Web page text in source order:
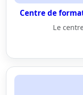
Centre de
Le